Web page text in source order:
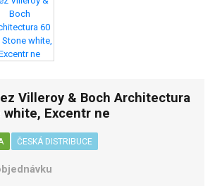
Villeroy & Boch Architectura
white, Excentr ne
ČESKÁ DISTRIBUCE